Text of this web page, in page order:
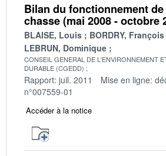
Bilan du fonctionnement
chasse (mai 2008 - octobre
BLAISE, Louis
BORDRY, François
LEBRUN, Dominique
CONSEIL GENERAL DE L'ENVIRONNEMENT
DURABLE (CGEDD)
Rapport: juil. 2011 Mise en ligne:
n°007559-01
Accéder à la notice